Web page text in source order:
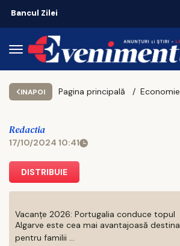
Bancul Zilei
INAPOI Pagina principală Economie
Redactia
17/10/2024 10:41
DISTRIBUIE
Vacanțe 2026: Portugalia conduce topul
Algarve este cea mai avantajoasă
pentru familii ...